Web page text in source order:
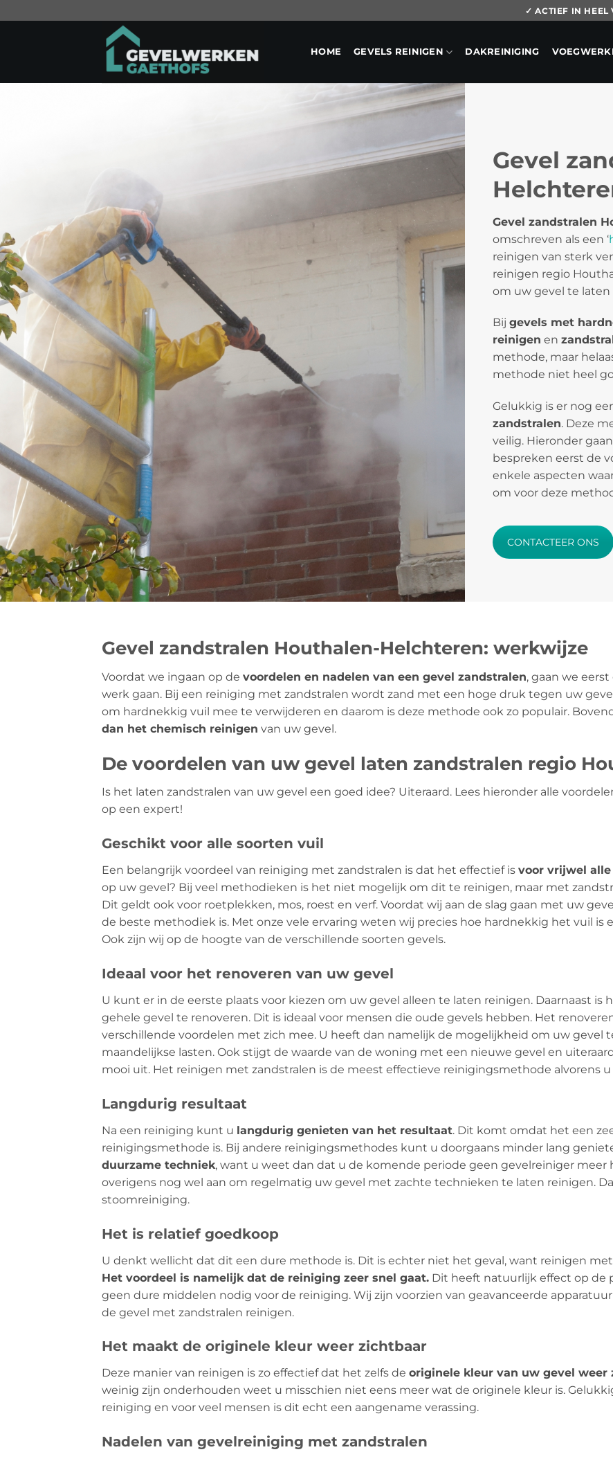
✓ ACTIEF IN HEEL
HOME GEVELS REINIGEN DAKREINIGING
Gevel
Gevel zandstralen
omschreven als een ‘
reinigen van sterk
reinigen regio
om uw gevel te laten
Bij gevels met
reinigen en
methode, maar
methode niet heel
Gelukkig is er nog
zandstralen. Deze
veilig. Hieronder
bespreken eerst de
enkele aspecten
om voor deze
CONTACTEER ONS
Gevel zandstralen Houthalen-Helchteren: werkwijze
Voordat we ingaan op de voordelen en nadelen van een gevel zandstralen, gaan we
werk gaan. Bij een reiniging met zandstralen wordt zand met een hoge druk tegen uw
om hardnekkig vuil mee te verwijderen en daarom is deze methode ook zo populair.
dan het chemisch reinigen van uw gevel.
De voordelen van uw gevel laten zandstralen regio
Is het laten zandstralen van uw gevel een goed idee? Uiteraard. Lees hieronder alle
op een expert!
Geschikt voor alle soorten vuil
Een belangrijk voordeel van reiniging met zandstralen is dat het effectief is voor vrijwel
op uw gevel? Bij veel methodieken is het niet mogelijk om dit te reinigen, maar met
Dit geldt ook voor roetplekken, mos, roest en verf. Voordat wij aan de slag gaan met uw
de beste methodiek is. Met onze vele ervaring weten wij precies hoe hardnekkig het vuil
Ook zijn wij op de hoogte van de verschillende soorten gevels.
Ideaal voor het renoveren van uw gevel
U kunt er in de eerste plaats voor kiezen om uw gevel alleen te laten reinigen. Daarnaast
gehele gevel te renoveren. Dit is ideaal voor mensen die oude gevels hebben. Het
verschillende voordelen met zich mee. U heeft dan namelijk de mogelijkheid om uw gevel
maandelijkse lasten. Ook stijgt de waarde van de woning met een nieuwe gevel en
mooi uit. Het reinigen met zandstralen is de meest effectieve reinigingsmethode alvorens
Langdurig resultaat
Na een reiniging kunt u langdurig genieten van het resultaat. Dit komt omdat het een
reinigingsmethode is. Bij andere reinigingsmethodes kunt u doorgaans minder lang
duurzame techniek, want u weet dan dat u de komende periode geen gevelreiniger meer
overigens nog wel aan om regelmatig uw gevel met zachte technieken te laten reinigen.
stoomreiniging.
Het is relatief goedkoop
U denkt wellicht dat dit een dure methode is. Dit is echter niet het geval, want reinigen
Het voordeel is namelijk dat de reiniging zeer snel gaat. Dit heeft natuurlijk effect op de
geen dure middelen nodig voor de reiniging. Wij zijn voorzien van geavanceerde
de gevel met zandstralen reinigen.
Het maakt de originele kleur weer zichtbaar
Deze manier van reinigen is zo effectief dat het zelfs de originele kleur van uw gevel weer
weinig zijn onderhouden weet u misschien niet eens meer wat de originele kleur is.
reiniging en voor veel mensen is dit echt een aangename verassing.
Nadelen van gevelreiniging met zandstralen